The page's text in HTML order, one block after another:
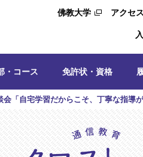
佛教大学 アクセス
・コース 免許状・資格
「自宅学習だからこそ、丁寧な指導が